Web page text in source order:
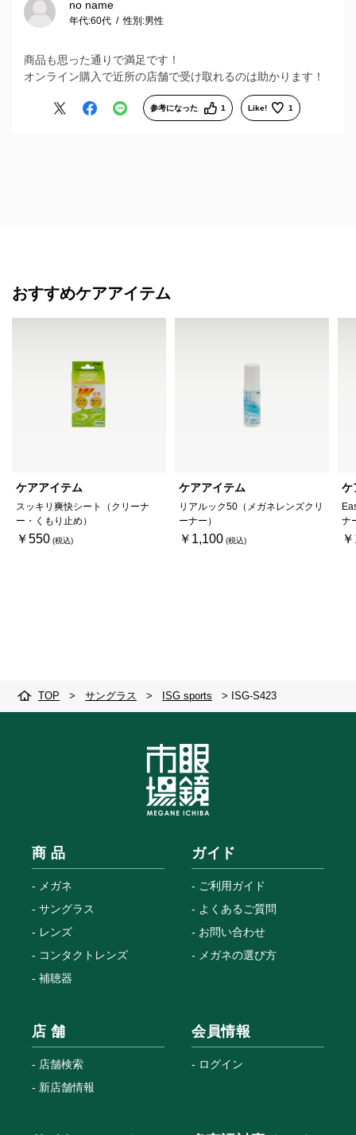
no name
年代:60代 性別:男性
商品も思った通りで満足です！
オンライン購入で近所の店舗で受け取れるのは助かります！
参考になった 1 Like! 1
おすすめケアアイテム
ケアアイテム
スッキリ爽快シート（クリーナ
ー・くもり止め）
￥550
ケアアイテム
リアルック50（メガネレンズクリ
ーナー）
￥1,100
ケ
ナ
TOP > サングラス > ISG sports > ISG-S423
商 品
メガネ
サングラス
レンズ
コンタクトレンズ
補聴器
ガイド
ご利用ガイド
よくあるご質問
お問い合わせ
メガネの選び方
店 舗
店舗検索
新店舗情報
会員情報
ログイン